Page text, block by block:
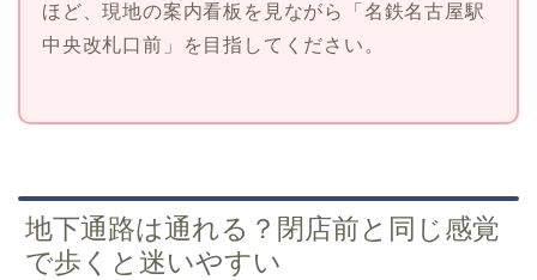
ほど、現地の案内看板を見ながら「名鉄名古屋駅
中央改札口前」を目指してください。
地下通路は通れる？閉店前と同じ感覚
で歩くと迷いやすい